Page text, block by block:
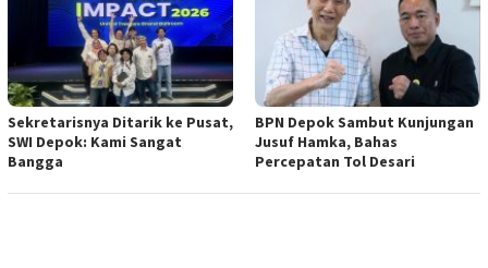
Sekretarisnya Ditarik ke Pusat,
SWI Depok: Kami Sangat
Bangga
BPN Depok Sambut Kunjungan
Jusuf Hamka, Bahas
Percepatan Tol Desari